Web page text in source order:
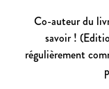
Co-auteur du
savoir !
régulièrement